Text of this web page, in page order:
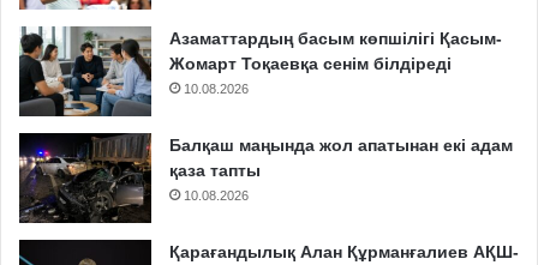
Азаматтардың басым көпшілігі Қасым-
Жомарт Тоқаевқа сенім білдіреді
10.08.2026
Балқаш маңында жол апатынан екі адам
қаза тапты
10.08.2026
Қарағандылық Алан Құрманғалиев АҚШ-